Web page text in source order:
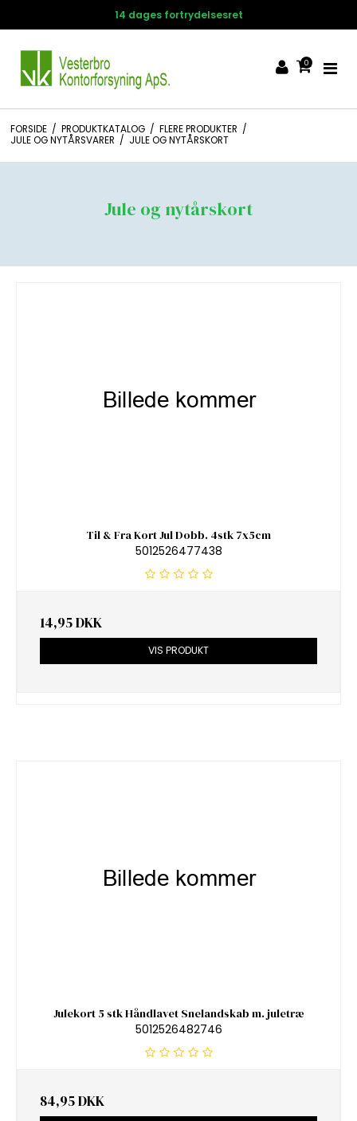
14 dages fortrydelsesret
0
FORSIDE / PRODUKTKATALOG / FLERE PRODUKTER /
JULE OG NYTÅRSVARER / JULE OG NYTÅRSKORT
Jule og nytårskort
Til & Fra Kort Jul Dobb. 4stk 7x5cm
5012526477438
14,95 DKK
VIS PRODUKT
Julekort 5 stk Håndlavet Snelandskab m. juletræ
5012526482746
84,95 DKK